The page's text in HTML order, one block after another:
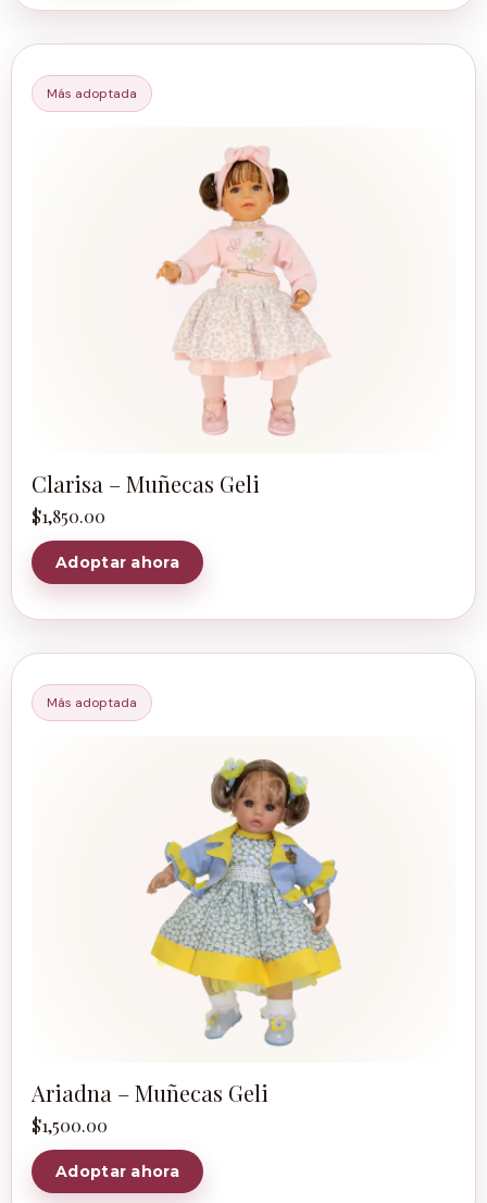
Más adoptada
Clarisa – Muñecas Geli
$1,850.00
Adoptar ahora
Más adoptada
Ariadna – Muñecas Geli
$1,500.00
Adoptar ahora